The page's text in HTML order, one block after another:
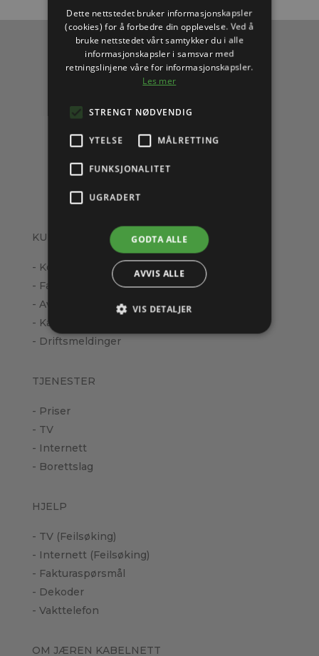
KUNDESERVICE
- Kontakt oss
- Fakturaspørsmål
- Avbestille
- Kabelpåvisning
- Driftsmeldinger
TJENESTER
- Priser
- TV
- Internett
- Borettslag
HJELP
- TV (Feilsøking)
- Internett (Feilsøking)
- Fakturaspørsmål
- Dekoder
- Vakttelefon
OM JÆREN KABELNETT
Dette nettstedet bruker informasjonskapsler
(cookies) for å forbedre din opplevelse. Ved å
bruke nettstedet vårt samtykker du i alle
informasjonskapsler i samsvar med
retningslinjene våre for informasjonskapsler.
Les mer
STRENGT NØDVENDIG
YTELSE MÅLRETTING
FUNKSJONALITET
UGRADERT
GODTA ALLE
AVVIS ALLE
VIS DETALJER